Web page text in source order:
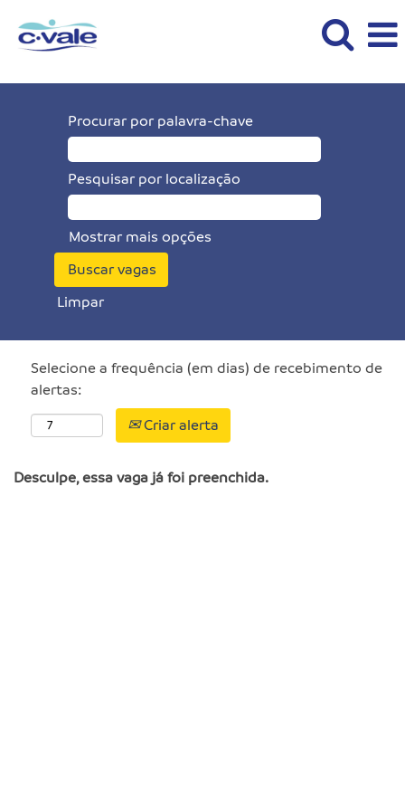
Procurar por palavra-chave
Pesquisar por localização
Mostrar mais opções
Limpar
Selecione a frequência (em dias) de recebimento de
alertas:
Criar alerta
Desculpe, essa vaga já foi preenchida.